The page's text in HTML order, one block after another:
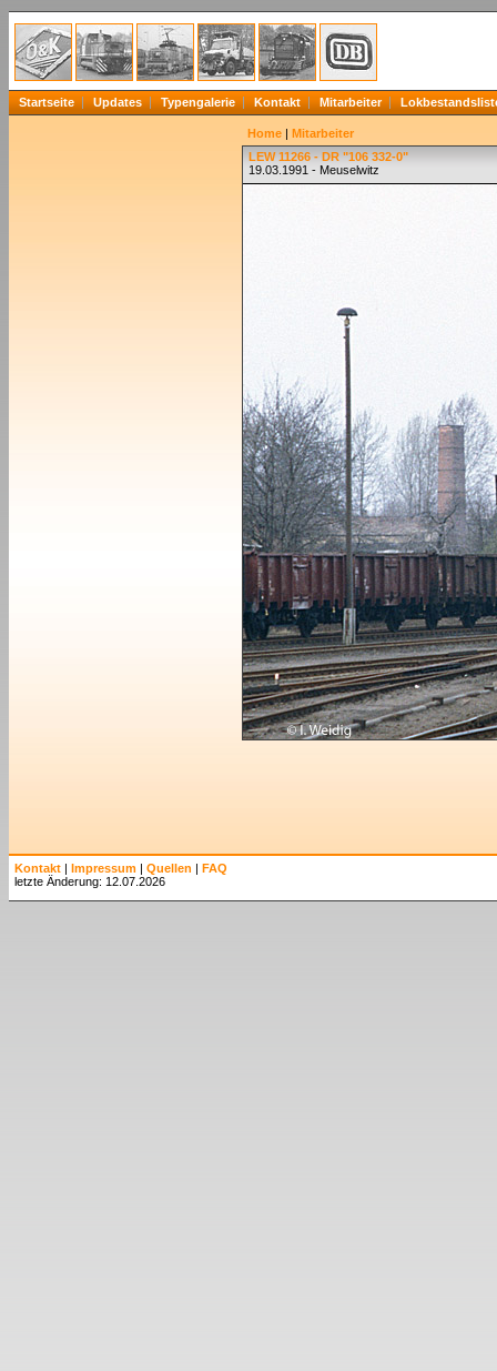
Startseite Updates Typengalerie Kontakt Mitarbeiter
Home | Mitarbeiter
LEW 11266 - DR "106 332-0"
19.03.1991 - Meuselwitz
Kontakt | Impressum | Quellen | FAQ
letzte Änderung: 12.07.2026